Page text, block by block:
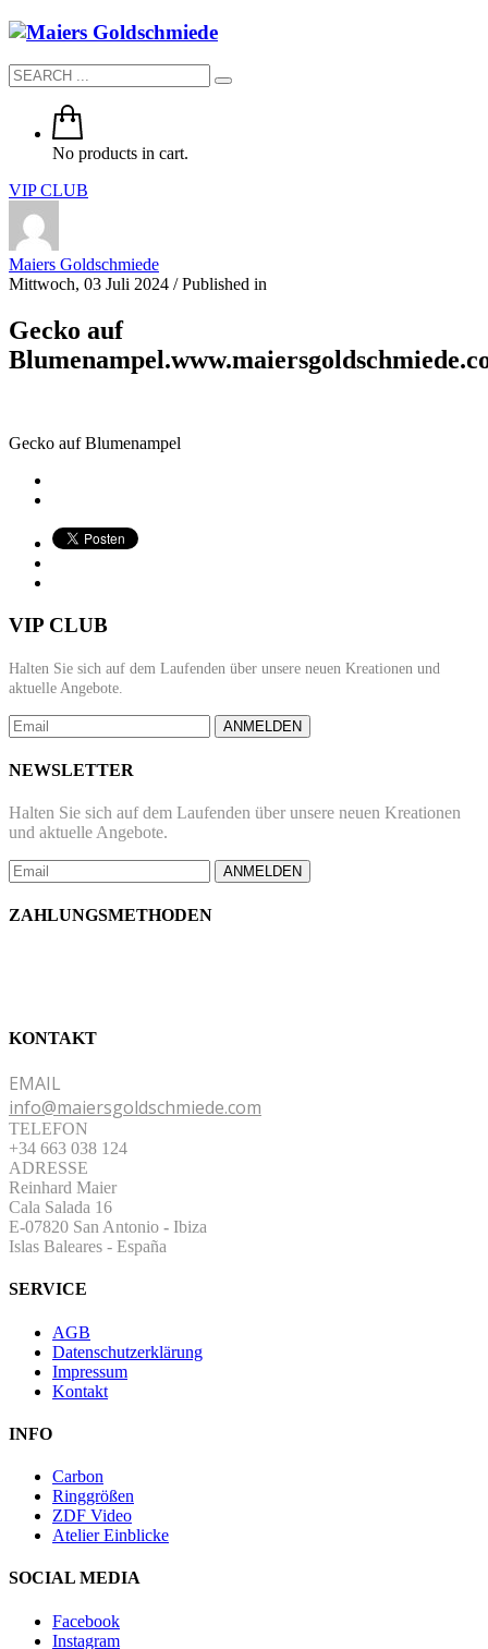
No products in cart.
VIP CLUB
Maiers Goldschmiede
Mittwoch, 03 Juli 2024 /Published in
Gecko auf
Gecko auf Blumenampel
VIP CLUB
Halten Sie sich auf dem Laufenden über unsere neuen Kreationen und
aktuelle Angebote.
ANMELDEN
NEWSLETTER
Halten Sie sich auf dem Laufenden über unsere neuen Kreationen
und aktuelle Angebote.
ANMELDEN
ZAHLUNGSMETHODEN
KONTAKT
EMAIL
info@maiersgoldschmiede.com
TELEFON
+34 663 038 124
ADRESSE
Reinhard Maier
Cala Salada 16
E-07820 San Antonio - Ibiza
Islas Baleares - España
SERVICE
AGB
Datenschutzerklärung
Impressum
Kontakt
INFO
Carbon
Ringgrößen
ZDF Video
Atelier Einblicke
SOCIAL MEDIA
Facebook
Instagram